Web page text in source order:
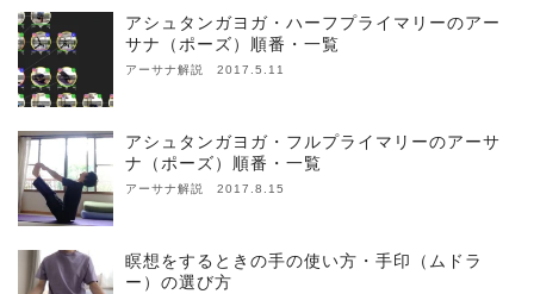
アシュタンガヨガ・ハーフプライマリーのアー
サナ（ポーズ）順番・一覧
アーサナ解説 2017.5.11
アシュタンガヨガ・フルプライマリーのアーサ
ナ（ポーズ）順番・一覧
アーサナ解説 2017.8.15
瞑想をするときの手の使い方・手印（ムドラ
ー）の選び方